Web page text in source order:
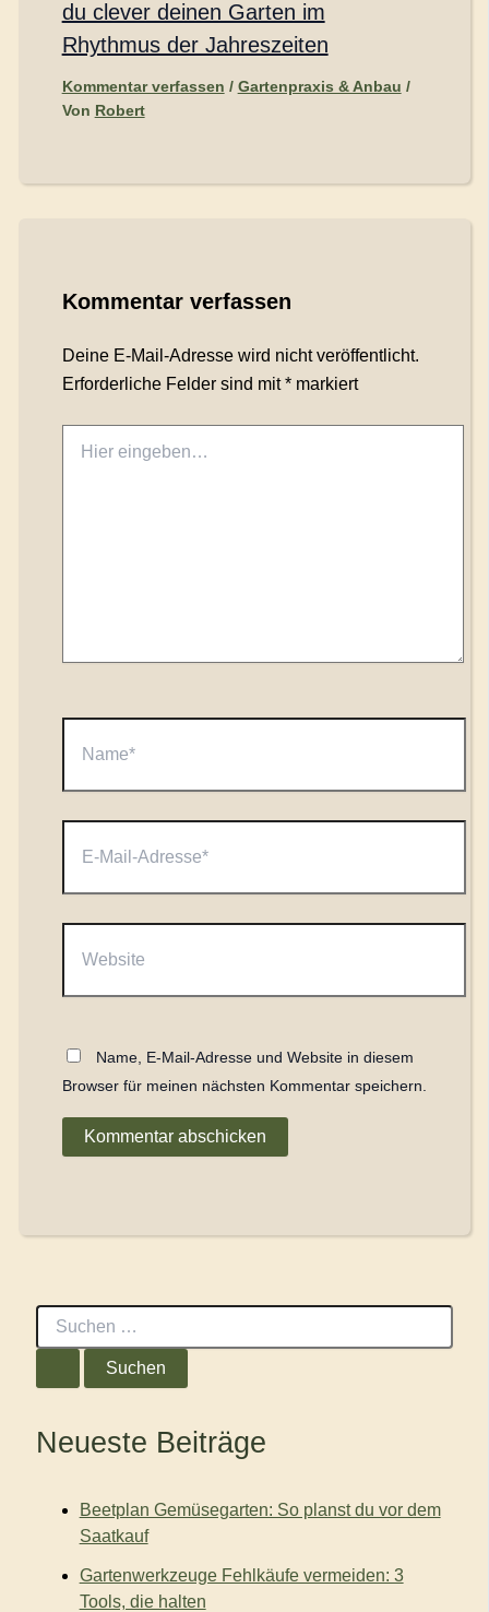
du clever deinen Garten im
Rhythmus der Jahreszeiten
Kommentar verfassen / Gartenpraxis & Anbau /
Von Robert
Kommentar verfassen
Deine E-Mail-Adresse wird nicht veröffentlicht.
Erforderliche Felder sind mit*markiert
eingeben…
Mail-
Name, E-Mail-Adresse und Website in diesem
Browser für meinen nächsten Kommentar speichern.
S
Neueste Beiträge
Beetplan Gemüsegarten: So planst du vor dem
Saatkauf
Gartenwerkzeuge Fehlkäufe vermeiden: 3
Tools, die halten